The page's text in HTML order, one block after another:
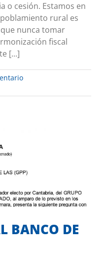
o cesión. Estamos en
rural es
nunca tomar
fiscal
[...]
DE ESPAÑA
BANCO DE